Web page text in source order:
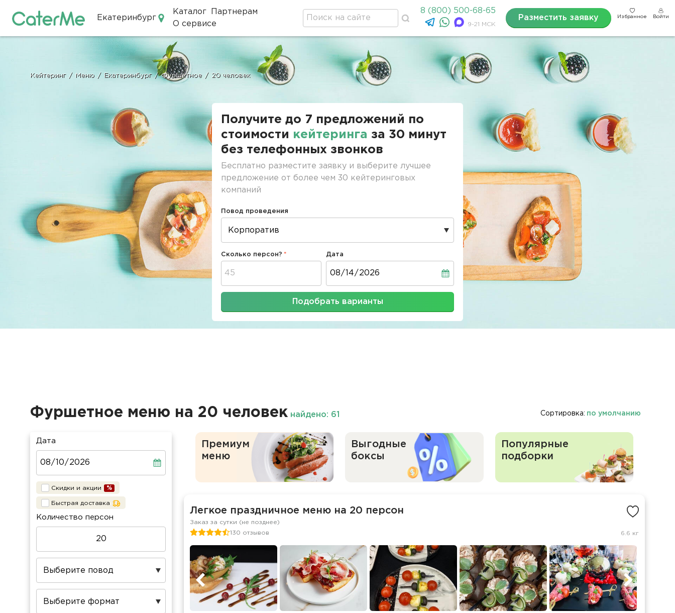
Екатеринбург
Каталог
Партнерам
О сервисе
8 (800) 500-68-65
9-21 МСК
Разместить заявку Избранное Войти
Строка
Кейтеринг / Меню / Екатеринбург / Фуршетное / 20 человек
Получите до 7 предложений по
стоимости кейтеринга за 30 минут
без телефонных звонков
Бесплатно разместите заявку и выберите лучшее
предложение от более чем 30 кейтеринговых
компаний
Повод проведения
Сколько персон? Дата
Подобрать варианты
Фуршетное меню на 20 человек найдено: 61 Сортировка: по умолчанию
Дата
Скидки и акции
Быстрая доставка
Количество персон
Премиум
меню
Выгодные
боксы
Популярные
подборки
Легкое праздничное меню на 20 персон
Заказ за сутки (не позднее)
130 отзывов
6.6 кг